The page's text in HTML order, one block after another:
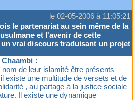
le 02-05-2006 à 11:05:21
le partenariat au sein même de la
et l'avenir de cette
vrai discours traduisant un projet
:
de leur islamité être présents
existe une multitude de versets et de
, au partage à la justice sociale
Il existe une dynamique